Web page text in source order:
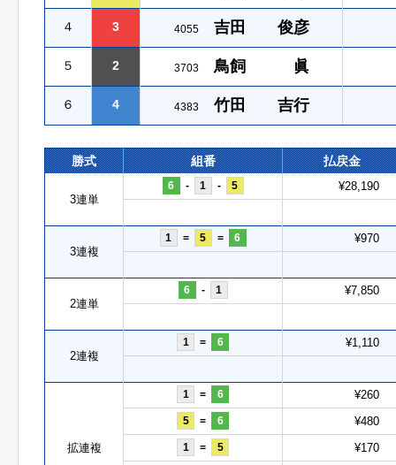
４ 3 4055 吉田 俊彦
５ 2 3703 鳥飼 眞
６ 4 4383 竹田 吉行
勝式 組番 払戻金
3連単
6 - 1 - 5 ¥28,190
3連複
1 = 5 = 6 ¥970
2連単
6 - 1 ¥7,850
2連複
1 = 6 ¥1,110
拡連複
1 = 6 ¥260
5 = 6 ¥480
1 = 5 ¥170